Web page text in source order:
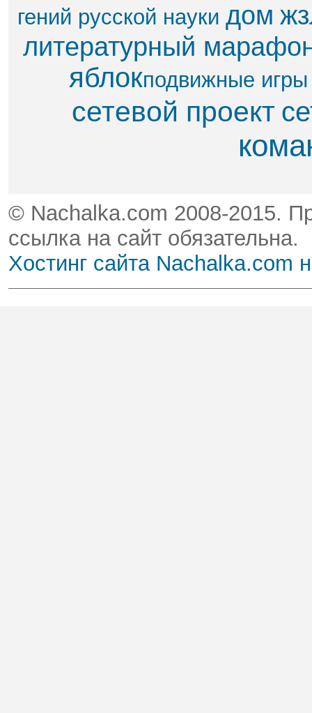
гений русской науки дом
литературный
яблок​подвижные игры
сетевой проект
© Nachalka.com 2008-2015.
ссылка на сайт обязательна.
Хостинг сайта Nachalka.com